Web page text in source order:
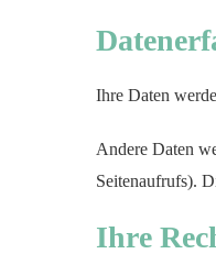
Ihre Daten
Andere Daten
Seitenaufrufs).
Ihre